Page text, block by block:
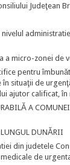
Judeţean
a micro-zonei de
pentru
situaţii de
ajutor calificat, în
A
DUNĂRII
din judetele
de